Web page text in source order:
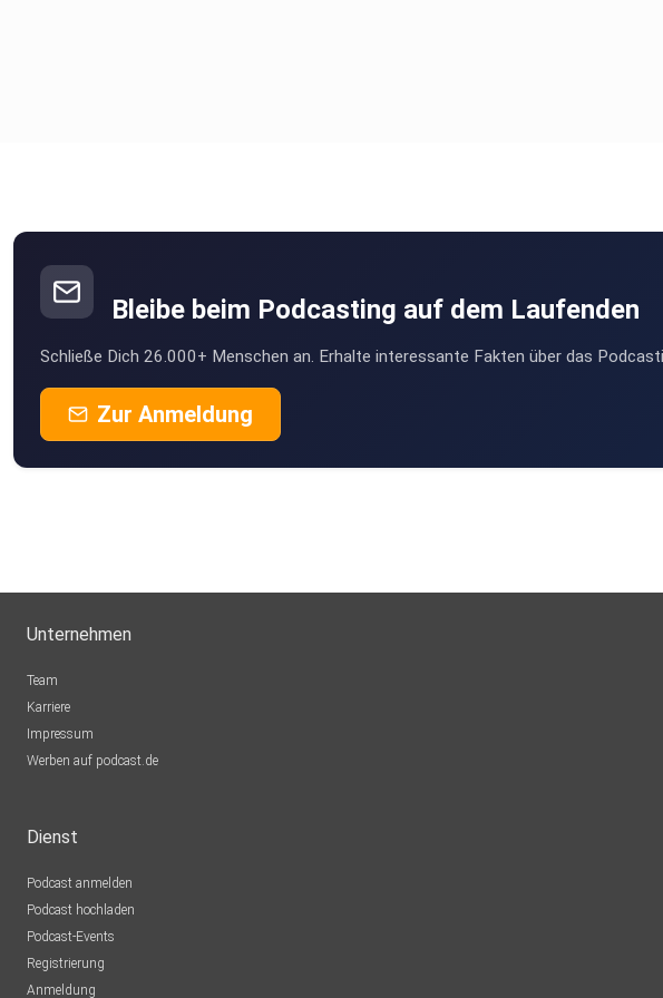
Bleibe beim Podcasting auf dem Laufenden
Schließe Dich 26.000+ Menschen an. Erhalte interessante Fakten über das
Zur Anmeldung
Unternehmen
Team
Karriere
Impressum
Werben auf podcast.de
Dienst
Podcast anmelden
Podcast hochladen
Podcast-Events
Registrierung
Anmeldung